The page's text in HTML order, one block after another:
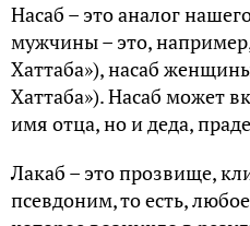
Насаб – это аналог
мужчины – это,
Хаттаба»), насаб
Хаттаба»). Насаб может
имя отца, но и деда,
Лакаб – это прозвище,
псевдоним, то есть,